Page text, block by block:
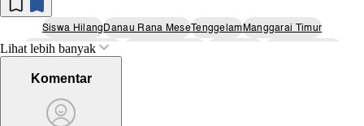
Siswa HilangDanau Rana MeseTenggelamManggarai Timur
Nusa Tenggara Timur
Lihat lebih banyak
Komentar